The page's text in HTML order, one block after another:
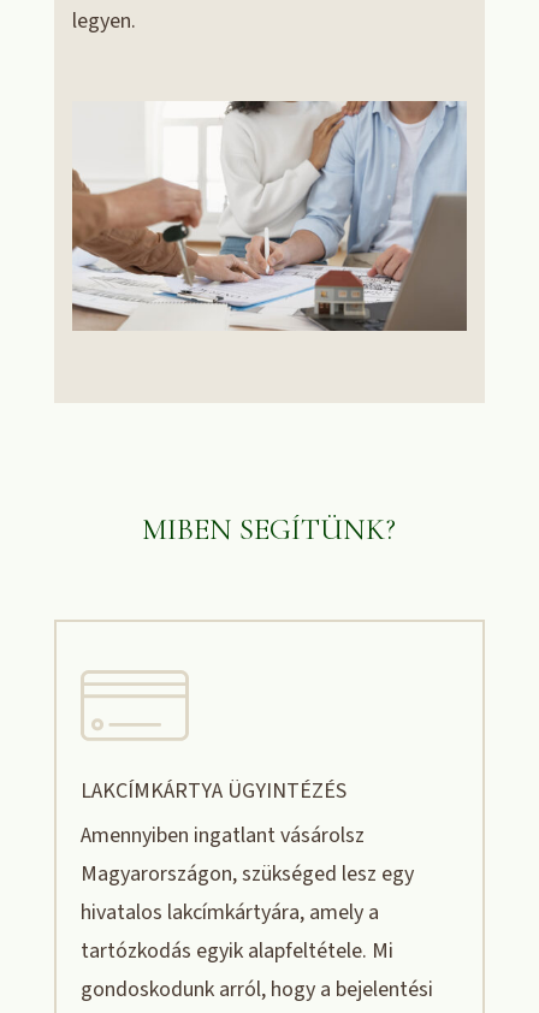
legyen.
MIBEN SEGÍTÜNK?
LAKCÍMKÁRTYA ÜGYINTÉZÉS
Amennyiben ingatlant vásárolsz
Magyarországon, szükséged lesz egy
hivatalos lakcímkártyára, amely a
tartózkodás egyik alapfeltétele. Mi
gondoskodunk arról, hogy a bejelentési